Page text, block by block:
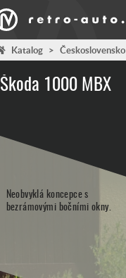
Katalog > Československo
Škoda 1000 MBX
Neobvyklá koncepce s
bezrámovými bočními okny.